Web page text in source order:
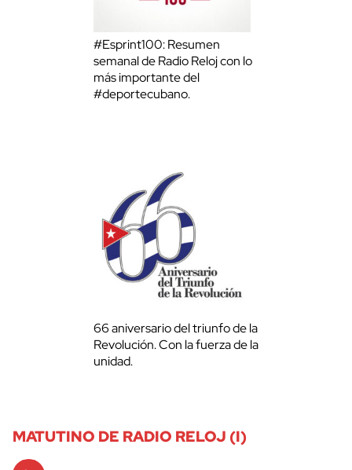
#Esprint100: Resumen
semanal de Radio Reloj con lo
más importante del
#deportecubano.
66 aniversario del triunfo de la
Revolución. Con la fuerza de la
unidad.
MATUTINO DE RADIO RELOJ (I)
Audio